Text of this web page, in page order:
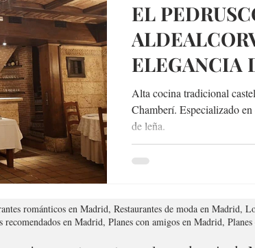
EL
ELEGANCIA
COCINA
Alta cocina tradicional
Chamberí. Especializado
de leña.
románticos en Madrid, Restaurantes de moda en Madrid,
recomendados en Madrid, Planes con amigos en Madrid,